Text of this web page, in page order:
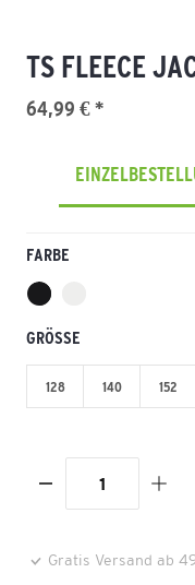
TS FLEECE
64,99 € *
FARBE
GRÖSSE
128 140 152
Gratis Versand ab